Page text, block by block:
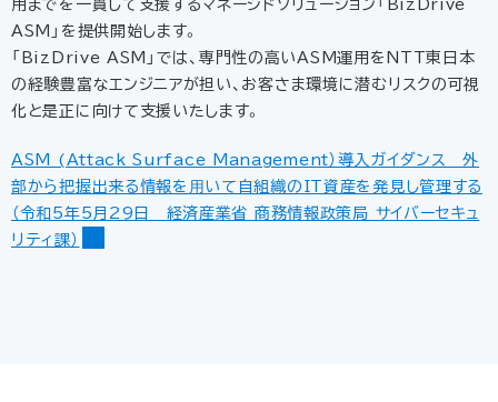
用までを一貫して支援するマネージドソリューション「BizDrive
ASM」を提供開始します。
「BizDrive ASM」では、専門性の高いASM運用をNTT東日本
の経験豊富なエンジニアが担い、お客さま環境に潜むリスクの可視
化と是正に向けて支援いたします。
ASM (Attack Surface Management）導入ガイダンス 外
部から把握出来る情報を⽤いて自組織のIT資産を発見し管理する
（令和5年5月29日 経済産業省 商務情報政策局 サイバーセキュ
リティ課）